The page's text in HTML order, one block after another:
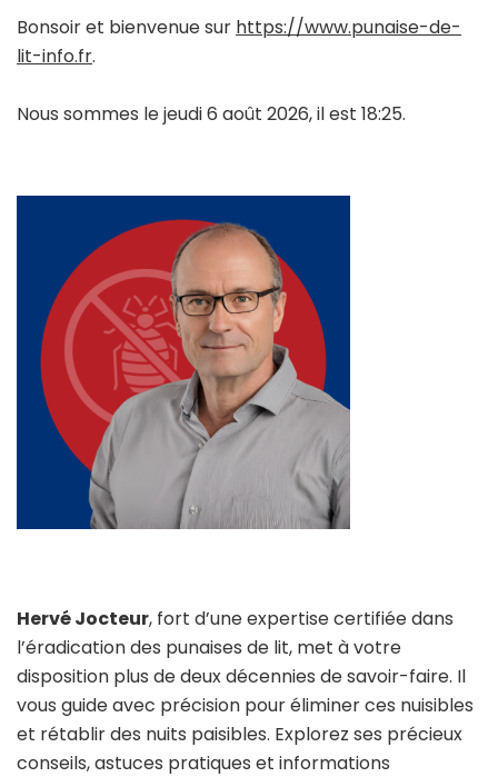
Bonsoir et bienvenue sur https://www.punaise-de-
lit-info.fr.
Nous sommes le jeudi 6 août 2026, il est 18:25.
Hervé Jocteur, fort d’une expertise certifiée dans
l’éradication des punaises de lit, met à votre
disposition plus de deux décennies de savoir-faire. Il
vous guide avec précision pour éliminer ces nuisibles
et rétablir des nuits paisibles. Explorez ses précieux
conseils, astuces pratiques et informations